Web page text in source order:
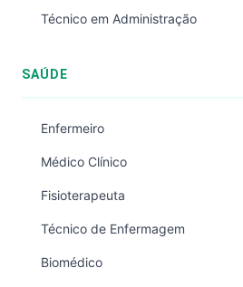
Técnico em Administração
SAÚDE
Enfermeiro
Médico Clínico
Fisioterapeuta
Técnico de Enfermagem
Biomédico